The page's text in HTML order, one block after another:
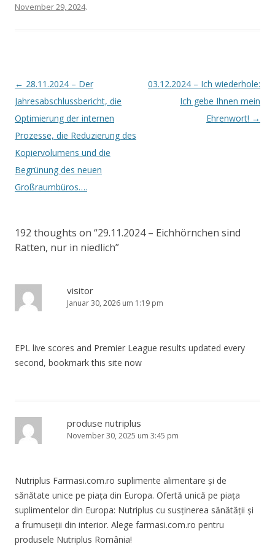
November 29, 2024.
Artikel-
Navigation
← 28.11.2024 – Der
Jahresabschlussbericht, die
Optimierung der internen
Prozesse, die Reduzierung des
Kopiervolumens und die
Begrünung des neuen
Großraumbüros….
03.12.2024 – Ich wiederhole:
Ich gebe Ihnen mein
Ehrenwort! →
192 thoughts on “29.11.2024 – Eichhörnchen sind
Ratten, nur in niedlich”
visitor
Januar 30, 2026 um 1:19 pm
EPL live scores and Premier League results updated every
second, bookmark this site now
produse nutriplus
November 30, 2025 um 3:45 pm
Nutriplus Farmasi.com.ro suplimente alimentare și de
sănătate unice pe piața din Europa. Ofertă unică pe piața
suplimentelor din Europa: Nutriplus cu susținerea sănătății și
a frumuseții din interior. Alege farmasi.com.ro pentru
produsele Nutriplus România!